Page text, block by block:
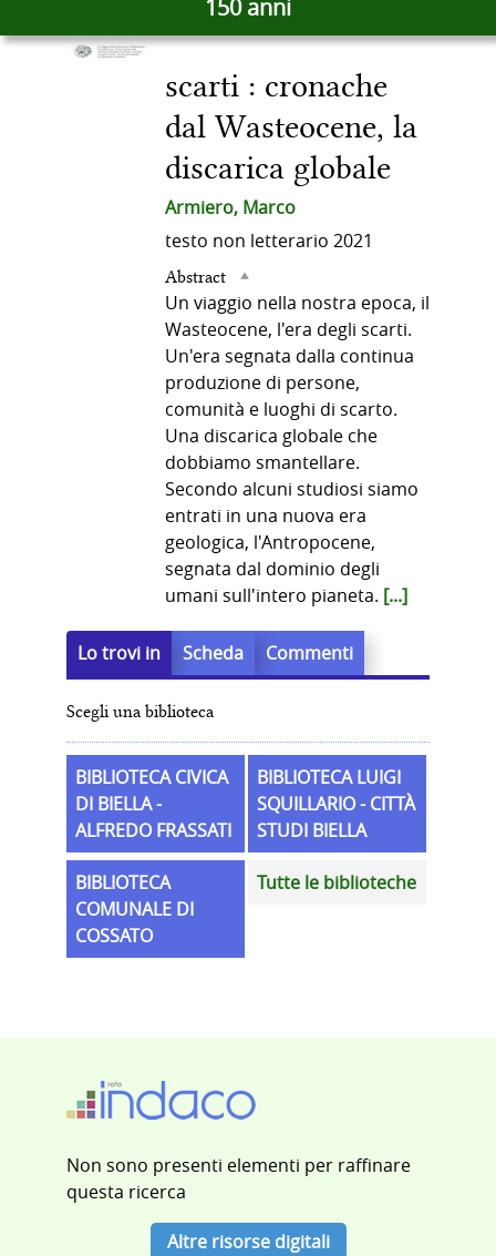
150 anni
del
documento
in
scarti : cronache
dal Wasteocene, la
discarica globale
Armiero, Marco
testo non letterario 2021
Abstract
Un viaggio nella nostra epoca, il
Wasteocene, l'era degli scarti.
Un'era segnata dalla continua
produzione di persone,
comunità e luoghi di scarto.
Una discarica globale che
dobbiamo smantellare.
Secondo alcuni studiosi siamo
entrati in una nuova era
geologica, l'Antropocene,
segnata dal dominio degli
umani sull'intero pianeta. [...]
Lo trovi in Scheda Commenti
Scegli una biblioteca
BIBLIOTECA CIVICA
DI BIELLA -
ALFREDO FRASSATI
BIBLIOTECA LUIGI
SQUILLARIO - CITTÀ
STUDI BIELLA
BIBLIOTECA
COMUNALE DI
COSSATO
Tutte le biblioteche
Non sono presenti elementi per raffinare
questa ricerca
Altre risorse digitali